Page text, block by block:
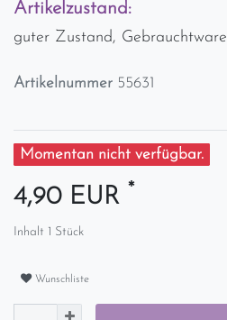
Artikelzustand:
guter Zustand, Gebrauchtware
Artikelnummer 55631
Momentan nicht verfügbar.
4,90 EUR *
Inhalt 1 Stück
Wunschliste